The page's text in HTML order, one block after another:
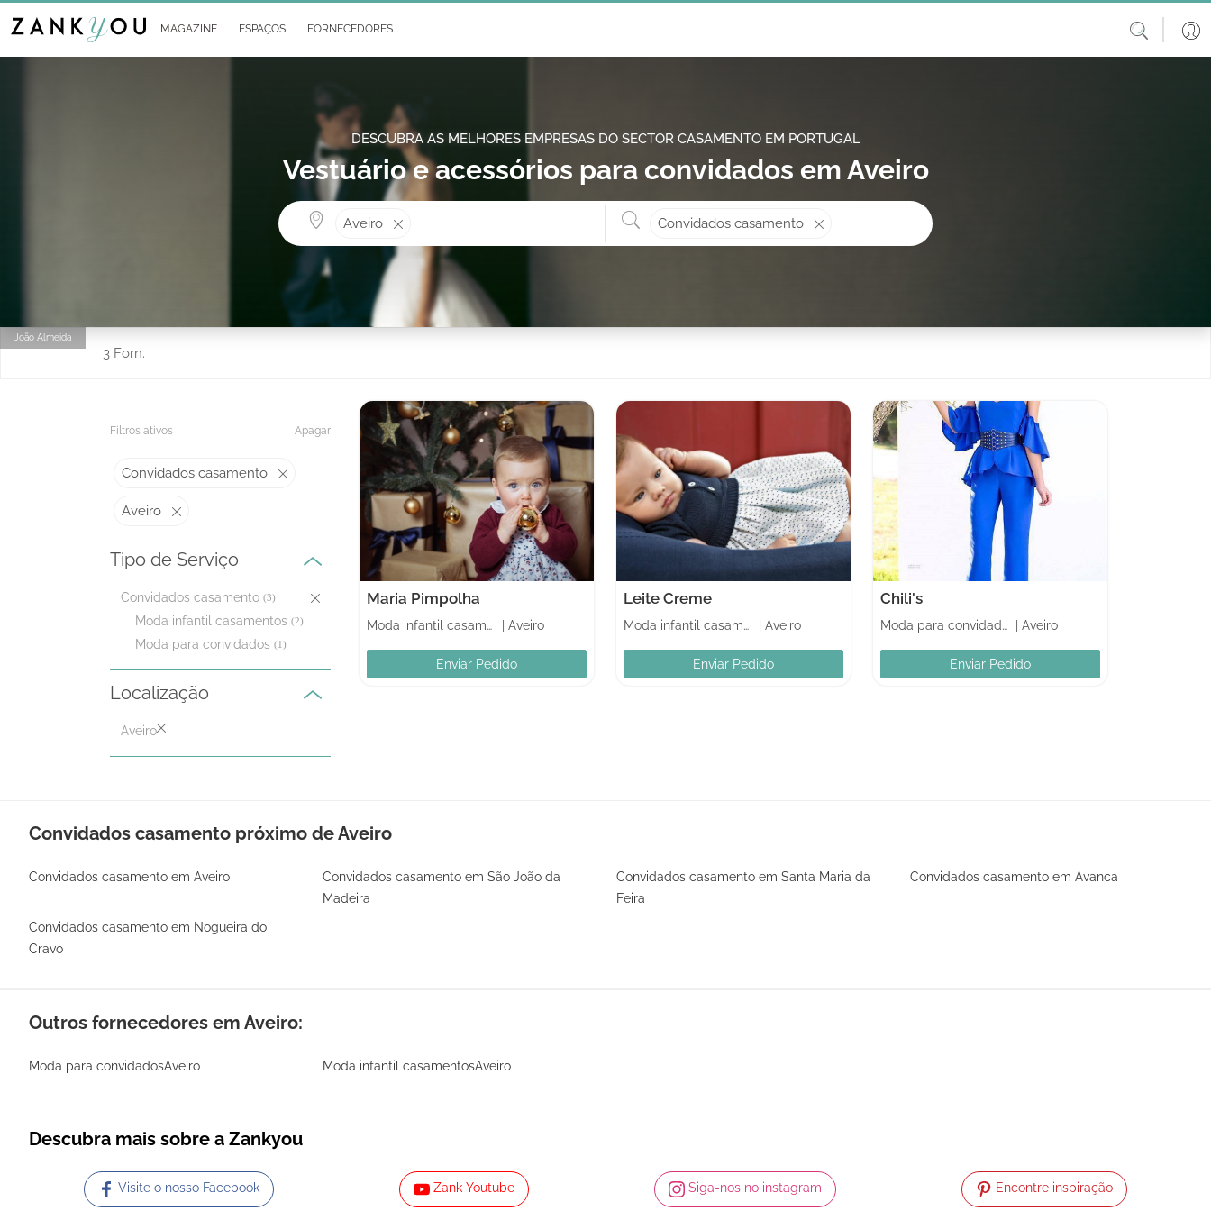
MAGAZINE ESPAÇOS FORNECEDORES
DESCUBRA AS MELHORES EMPRESAS DO SECTOR CASAMENTO EM PORTUGAL
Vestuário e acessórios para convidados em Aveiro
Aveiro
O que procura?
Convidados casamento
João Almeida
3 Forn.
Filtros ativos Apagar
Convidados casamento
Aveiro
Tipo de Serviço
Convidados casamento (3)
Moda infantil casamentos (2)
Moda para convidados (1)
Localização
Aveiro
Maria Pimpolha
Moda infantil casamentos Aveiro
Enviar Pedido
Leite Creme
Moda infantil casamentos Aveiro
Enviar Pedido
Chili's
Moda para convidados Aveiro
Enviar Pedido
Convidados casamento próximo de Aveiro
Convidados casamento em Aveiro
Convidados casamento em São João da
Madeira
Convidados casamento em Santa Maria da
Feira
Convidados casamento em Avanca
Convidados casamento em Nogueira do
Cravo
Outros fornecedores em Aveiro:
Moda para convidadosAveiro Moda infantil casamentosAveiro
Descubra mais sobre a Zankyou
Visite o nosso Facebook Zank Youtube Siga-nos no instagram Encontre inspiração